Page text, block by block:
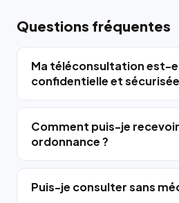
Questions fréquentes
Ma téléconsultation est-
confidentielle et
Comment puis-je
ordonnance ?
Puis-je consulter sans